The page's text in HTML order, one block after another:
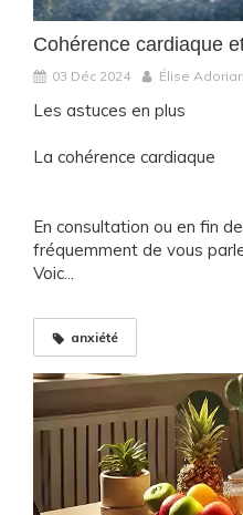
Cohérence cardiaque
03 Déc 2024 Élise Adorian
Les astuces en plus
La cohérence cardiaque
En consultation ou en fin
fréquemment de vous
Voic...
anxiété